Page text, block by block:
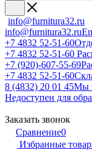
info@furnitura32.ru
info@furnitura32.ru
+7 4832 52-51-60
+7 4832 52-51-60
+7 (920)-607-55-69
+7 4832 52-51-60
8 (4832) 20 01 45Мы
Недоступен для
Заказать звонок
Сравнение0
Избранные